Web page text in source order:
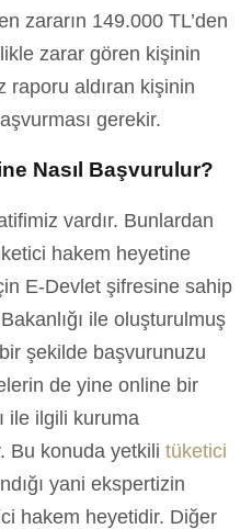
zararın 149.000 TL’den
zarar gören kişinin
raporu aldıran kişinin
gerekir.
Nasıl Başvurulur?
vardır. Bunlardan
hakem heyetine
E-Devlet şifresine sahip
ile oluşturulmuş
şekilde başvurunuzu
de yine online bir
ile ilgili kuruma
Bu konuda yetkili tüketici
yani ekspertizin
hakem heyetidir. Diğer